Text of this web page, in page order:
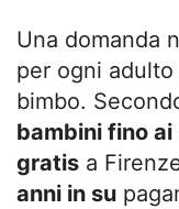
Una domanda
per ogni
bimbo.
bambini fino
gratis a
anni in su